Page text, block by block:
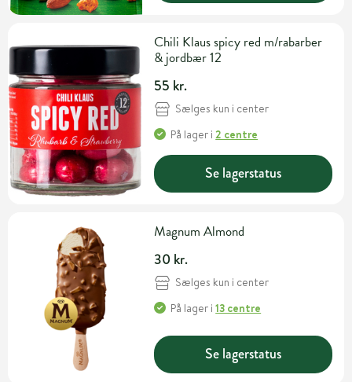
Chili Klaus spicy red m/rabarber
& jordbær 12
55 kr.
Sælges kun i center
På lager i2 centre
Se lagerstatus
Magnum Almond
30 kr.
Sælges kun i center
På lager i13 centre
Se lagerstatus